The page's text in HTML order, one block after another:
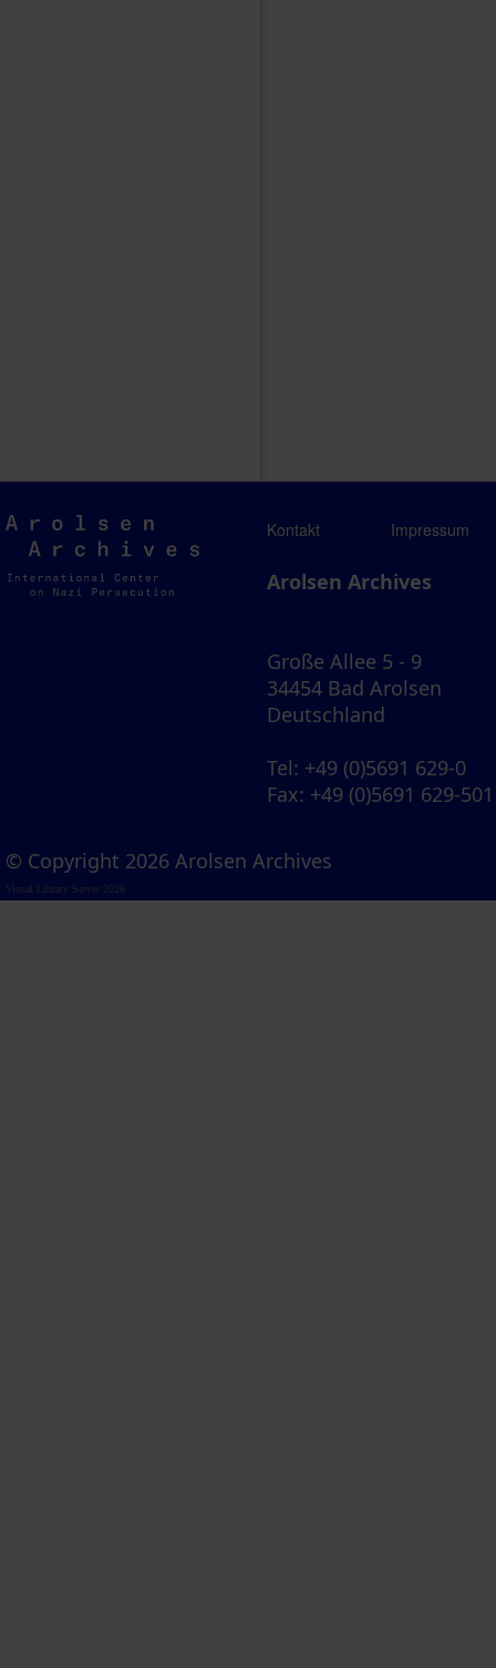
Arolsen
Archives
Kontakt Impressum
Arolsen Archives
Große Allee 5 - 9
34454 Bad Arolsen
Deutschland
Tel: +49 (0)5691 629-0
Fax: +49 (0)5691 629-501
© Copyright 2026 Arolsen Archives
Visual Library Server 2026